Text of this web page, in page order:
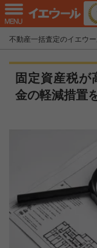
不動産一括査定のイエウ
固定資産税が
金の軽減措置